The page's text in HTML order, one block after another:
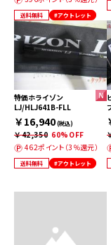
送料無料 #アウトレット
特価ホライゾン
LJ/HLJ641B-FLL
￥16,940(税込)
￥42,350 60%OFF
462ポイント（3％還元）
送料無料 #アウトレット